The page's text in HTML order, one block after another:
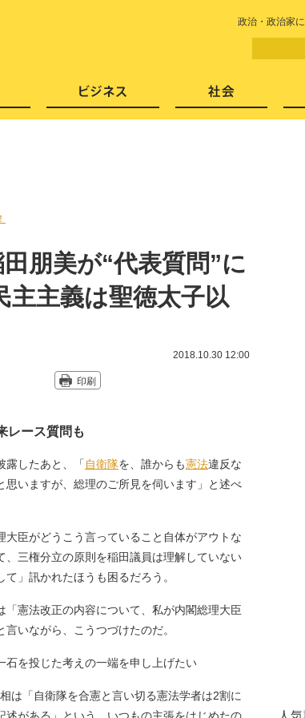
政治・政治家
朋美が“代表質問”に
主主義は聖徳太子以
2018.10.30 12:00
印刷
レース質問も
露したあと、「 自衛隊を、誰からも憲法違反な
思いますが、総理のご所見を伺います」と述べ
大臣がどうこう言っていること自体がアウトな
、三権分立の原則を稲田議員は理解していない
」訊かれたほうも困るだろう。
憲法改正の内容について、私が内閣総理大臣
いながら、こうつづけたのだ。
石を投じた考えの一端を申し上げたい
「自衛隊を合憲と言い切る憲法学者は2割に
芸能・エンタメ スキャンダル